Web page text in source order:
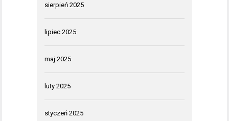
sierpień 2025
lipiec 2025
maj 2025
luty 2025
styczeń 2025